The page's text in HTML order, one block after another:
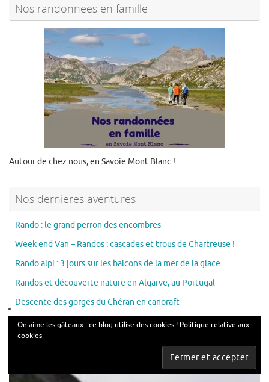
Nos randonnees en famille
Autour de chez nous, en Savoie Mont Blanc !
Nos dernieres aventures
Rando : le grand perron des encombres
Week end Van – Randos : cascades et trous de Chartreuse !
Rando alpi : 3 jours sur les balcons de la mer de la glace
Randos et découverte nature en Algarve, au Portugal
Descente des gorges du Chéran en canoraft
Les articles en vogue de cette semaine
On aime les gâteaux : ce blog utilise des cookies ! Politique relative aux
cookies